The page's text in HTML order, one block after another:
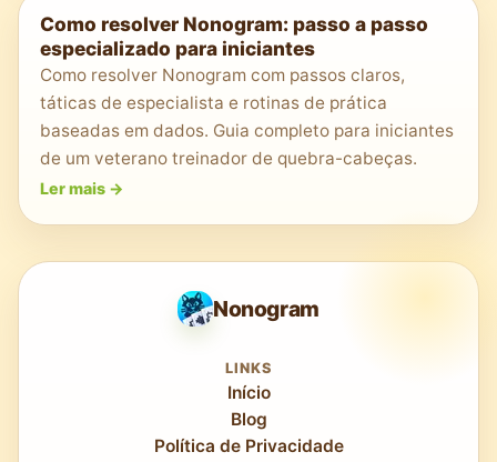
Como resolver Nonogram: passo a passo
especializado para iniciantes
Como resolver Nonogram com passos claros,
táticas de especialista e rotinas de prática
baseadas em dados. Guia completo para iniciantes
de um veterano treinador de quebra-cabeças.
Ler mais ->
Nonogram
LINKS
Início
Blog
Política de Privacidade